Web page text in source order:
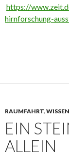
https://
hirnforschung-
RAUMFAHRT,
EIN
ALLEIN